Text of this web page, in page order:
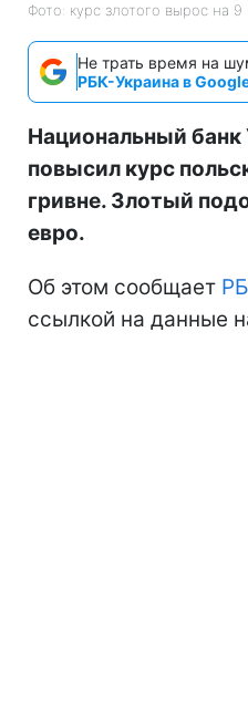
Фото: курс злотого вырос на
Не трать время на
РБК-Украина в
Национальный
повысил курс
гривне. Злотый
евро.
Об этом сообщает
ссылкой на данные